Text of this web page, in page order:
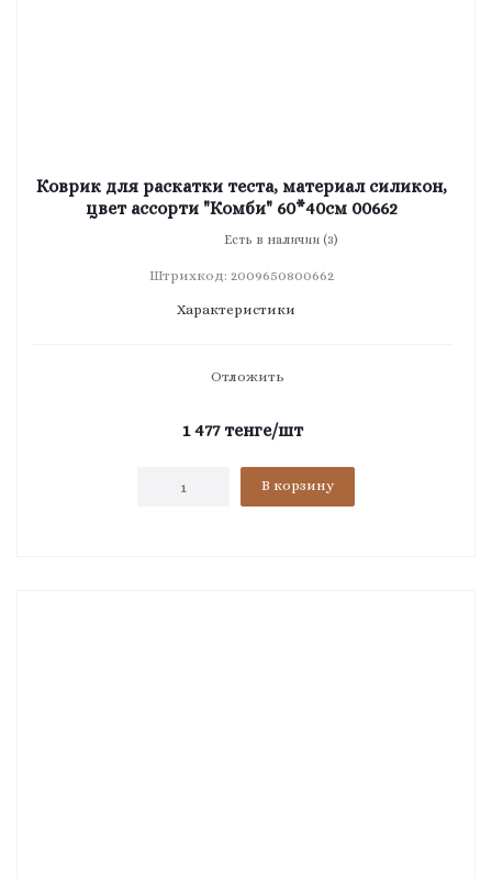
Коврик для раскатки теста, материал силикон,
цвет ассорти "Комби" 60*40см 00662
Есть в наличии (3)
Штрихкод: 2009650800662
Характеристики
Отложить
1 477тенге/шт
В корзину